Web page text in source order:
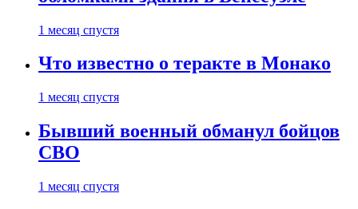
1 месяц спустя
Что известно о теракте в Монако
1 месяц спустя
Бывший военный обманул бойцов
СВО
1 месяц спустя